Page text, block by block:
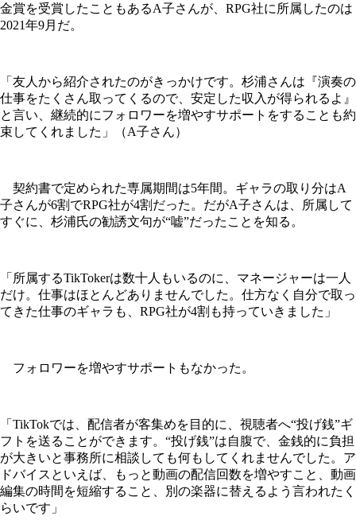
金賞を受賞したこともあるA子さんが、RPG社に所属したのは
2021年9月だ。
「友人から紹介されたのがきっかけです。杉浦さんは『演奏の
仕事をたくさん取ってくるので、安定した収入が得られるよ』
と言い、継続的にフォロワーを増やすサポートをすることも約
束してくれました」（A子さん）
契約書で定められた専属期間は5年間。ギャラの取り分はA
子さんが6割でRPG社が4割だった。だがA子さんは、所属して
すぐに、杉浦氏の勧誘文句が“嘘”だったことを知る。
「所属するTikTokerは数十人もいるのに、マネージャーは一人
だけ。仕事はほとんどありませんでした。仕方なく自分で取っ
てきた仕事のギャラも、RPG社が4割も持っていきました」
フォロワーを増やすサポートもなかった。
「TikTokでは、配信者が客集めを目的に、視聴者へ“投げ銭”ギ
フトを送ることができます。“投げ銭”は自腹で、金銭的に負担
が大きいと事務所に相談しても何もしてくれませんでした。ア
ドバイスといえば、もっと動画の配信回数を増やすこと、動画
編集の時間を短縮すること、別の楽器に替えるよう言われたく
らいです」